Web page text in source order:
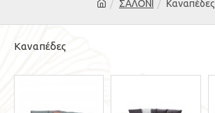
ΣΑΛΟΝΙ Καναπέδες
Καναπέδες